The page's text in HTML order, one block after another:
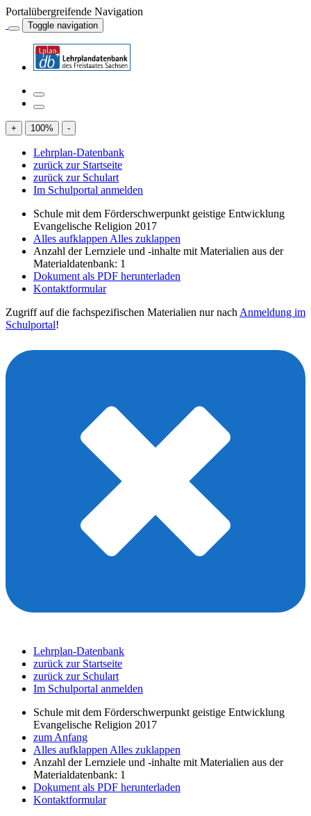
Portalübergreifende Navigation
Toggle navigation
+ 100% -
Lehrplan-Datenbank
zurück zur Startseite
zurück zur Schulart
Im Schulportal anmelden
Schule mit dem Förderschwerpunkt geistige Entwicklung
Evangelische Religion 2017
Alles aufklappen Alles zuklappen
Anzahl der Lernziele und -inhalte mit Materialien aus der
Materialdatenbank: 1
Dokument als PDF herunterladen
Kontaktformular
Zugriff auf die fachspezifischen Materialien nur nach Anmeldung im
Schulportal!
Lehrplan-Datenbank
zurück zur Startseite
zurück zur Schulart
Im Schulportal anmelden
Schule mit dem Förderschwerpunkt geistige Entwicklung
Evangelische Religion 2017
zum Anfang
Alles aufklappen Alles zuklappen
Anzahl der Lernziele und -inhalte mit Materialien aus der
Materialdatenbank: 1
Dokument als PDF herunterladen
Kontaktformular